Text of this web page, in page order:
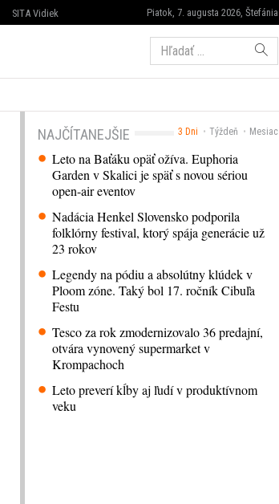
Piatok, 7. augusta 2026, Štefánia
SITA Vidiek
Hľadať:
3 Dni Týždeň Mesiac
NAJČÍTANEJŠIE
Leto na Baťáku opäť ožíva. Euphoria
Garden v Skalici je späť s novou sériou
open-air eventov
Nadácia Henkel Slovensko podporila
folklórny festival, ktorý spája generácie už
23 rokov
Legendy na pódiu a absolútny klúdek v
Ploom zóne. Taký bol 17. ročník Cibuľa
Festu
Tesco za rok zmodernizovalo 36 predajní,
otvára vynovený supermarket v
Krompachoch
Leto preverí kĺby aj ľudí v produktívnom
veku